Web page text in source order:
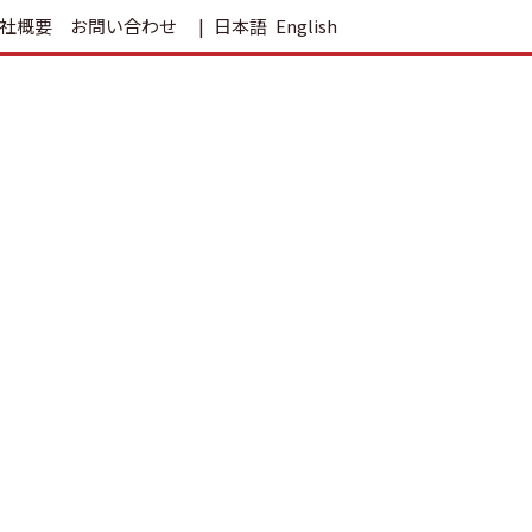
概要 お問い合わせ 日本語 English